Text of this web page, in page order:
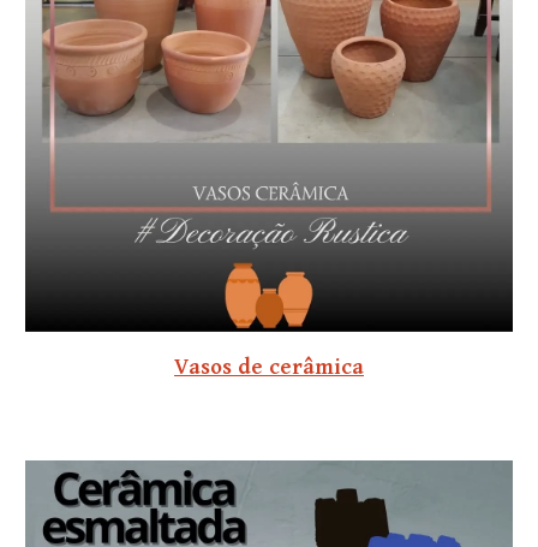
Vasos de cerâmica